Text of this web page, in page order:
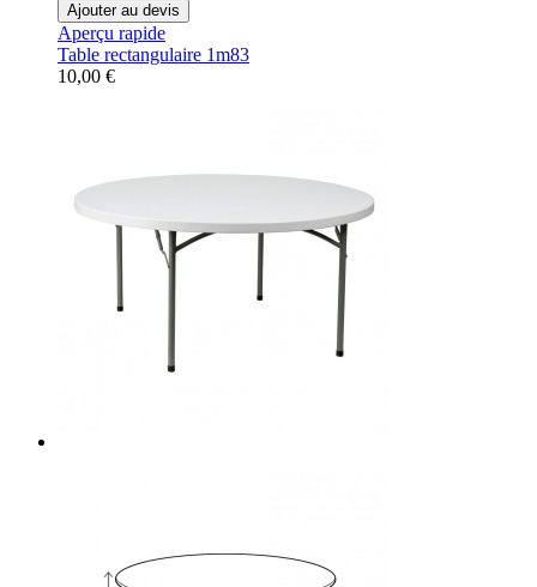
Ajouter au devis
Aperçu rapide
Table rectangulaire 1m83
10,00 €